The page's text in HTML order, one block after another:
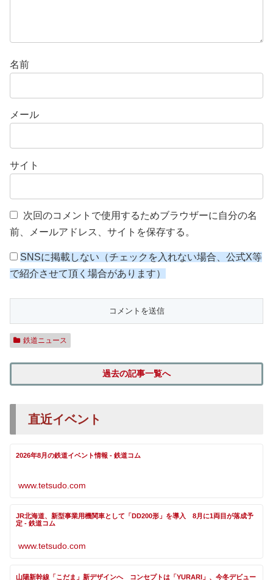
名前
メール
サイト
次回のコメントで使用するためブラウザーに自分の名
前、メールアドレス、サイトを保存する。
SNSに掲載しない（チェックを入れない場合、公式X等
で紹介させて頂く場合があります）
鉄道ニュース
過去の記事一覧へ
直近イベント
2026年8月の鉄道イベント情報 - 鉄道コム
www.tetsudo.com
JR北海道、新型事業用機関車として「DD200形」を導入 8月に1両目が落成予
定 - 鉄道コム
www.tetsudo.com
山陽新幹線「こだま」新デザインへ コンセプトは「YURARI」、今冬デビュー